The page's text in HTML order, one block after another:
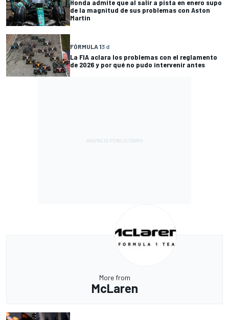
Honda admite que al salir a pista en enero supo
de la magnitud de sus problemas con Aston
Martin
FÓRMULA 13 d
La FIA aclara los problemas con el reglamento
de 2026 y por qué no pudo intervenir antes
More from
McLaren